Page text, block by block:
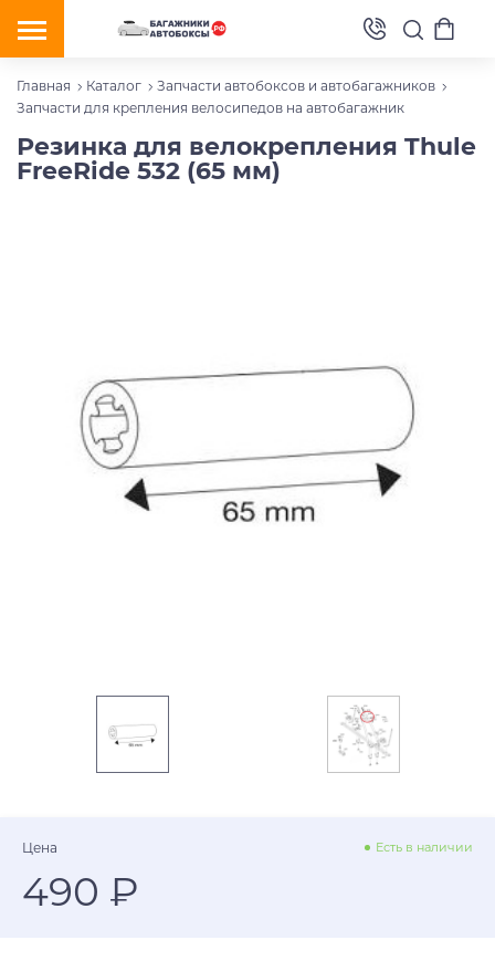
Главная Каталог
Запчасти автобоксов и автобагажников
Запчасти для крепления велосипедов на автобагажник
Резинка для велокрепления Thule
FreeRide 532 (65 мм)
Цена Есть в наличии
490 ₽